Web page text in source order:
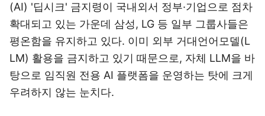
(AI) '딥시크' 금지령이 국내외서 정부·기업으로 점차
확대되고 있는 가운데 삼성, LG 등 일부 그룹사들은
평온함을 유지하고 있다. 이미 외부 거대언어모델(L
LM) 활용을 금지하고 있기 때문으로, 자체 LLM을 바
탕으로 임직원 전용 AI 플랫폼을 운영하는 탓에 크게
우려하지 않는 눈치다.